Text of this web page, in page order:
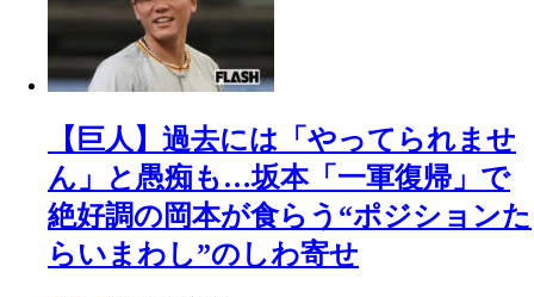
【巨人】過去には「やってられませ
ん」と愚痴も…坂本「一軍復帰」で
絶好調の岡本が食らう“ポジションた
らいまわし”のしわ寄せ